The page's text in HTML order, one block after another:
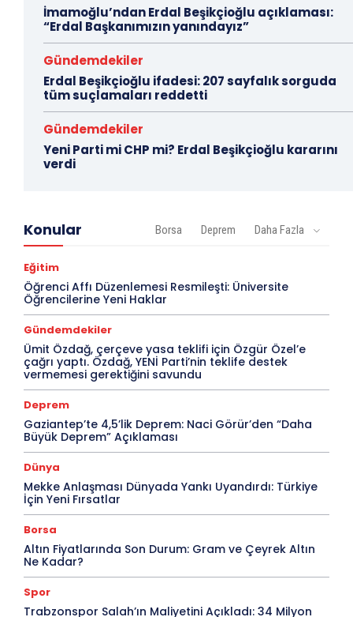
İmamoğlu’ndan Erdal Beşikçioğlu açıklaması:
“Erdal Başkanımızın yanındayız”
Gündemdekiler
Erdal Beşikçioğlu ifadesi: 207 sayfalık sorguda
tüm suçlamaları reddetti
Gündemdekiler
Yeni Parti mi CHP mi? Erdal Beşikçioğlu kararını
verdi
Konular Borsa Deprem Daha Fazla
Eğitim
Öğrenci Affı Düzenlemesi Resmileşti: Üniversite
Öğrencilerine Yeni Haklar
Gündemdekiler
Ümit Özdağ, çerçeve yasa teklifi için Özgür Özel’e
çağrı yaptı. Özdağ, YENİ Parti’nin teklife destek
vermemesi gerektiğini savundu
Deprem
Gaziantep’te 4,5’lik Deprem: Naci Görür’den “Daha
Büyük Deprem” Açıklaması
Dünya
Mekke Anlaşması Dünyada Yankı Uyandırdı: Türkiye
İçin Yeni Fırsatlar
Borsa
Altın Fiyatlarında Son Durum: Gram ve Çeyrek Altın
Ne Kadar?
Spor
Trabzonspor Salah’ın Maliyetini Açıkladı: 34 Milyon